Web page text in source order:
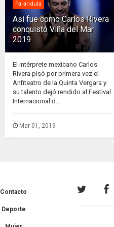
Farándula
Así fue como Carlos Rivera
conquistó Viña del Mar
2019
El intérprete mexicano Carlos
Rivera pisó por primera vez el
Anfiteatro de la Quinta Vergara y
su talento dejó rendido al Festival
Internacional d...
Mar 01, 2019
Contacto
Deporte